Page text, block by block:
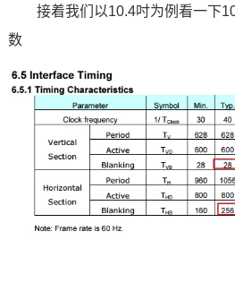
接着我们以10.4吋为例看一下
数